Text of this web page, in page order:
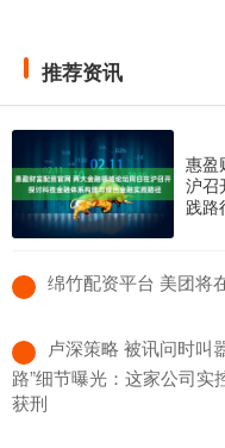
推荐资讯
惠盈
沪召
践路
绵竹配资平台 美团将
卢深策略 被讯问时叫
路”细节曝光：这家公司
获刑